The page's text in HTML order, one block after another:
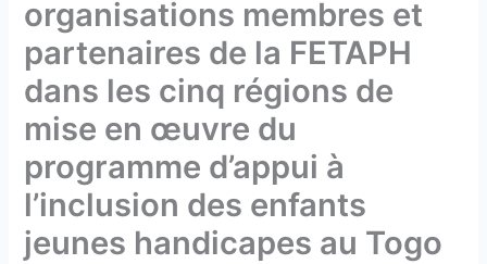
organisations membres et
partenaires de la FETAPH
dans les cinq régions de
mise en œuvre du
programme d’appui à
l’inclusion des enfants
jeunes handicapes au Togo